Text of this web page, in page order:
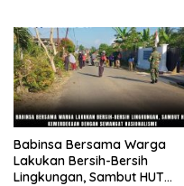
Babinsa Bersama Warga
Lakukan Bersih-Bersih
Lingkungan, Sambut HUT